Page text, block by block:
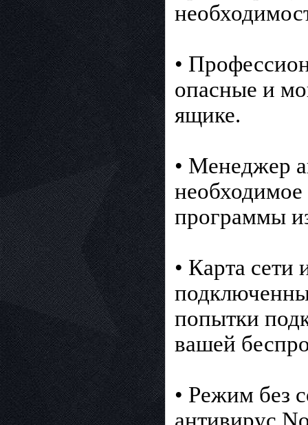
•
опасные и
ящике.
• Менеджер
необходимое
программы
• Карта сети
попытки
вашей
• Режим без